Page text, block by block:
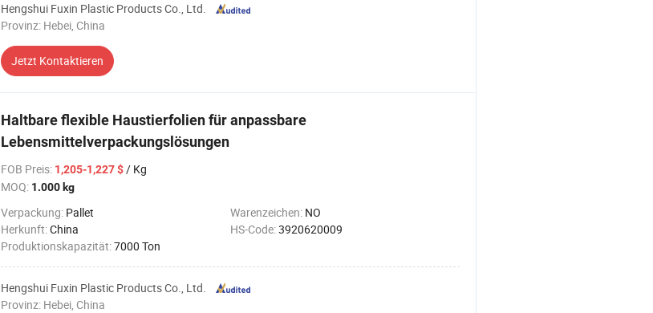
Hengshui Fuxin Plastic Products Co., Ltd.
Provinz: Hebei, China
Jetzt Kontaktieren
Haltbare flexible Haustierfolien für anpassbare
Lebensmittelverpackungslösungen
FOB Preis: 1,205-1,227 $/ Kg
MOQ: 1.000 kg
Verpackung: Pallet Warenzeichen: NO
Herkunft:China HS-Code:3920620009
Produktionskapazität:7000 Ton
Hengshui Fuxin Plastic Products Co., Ltd.
Provinz: Hebei, China